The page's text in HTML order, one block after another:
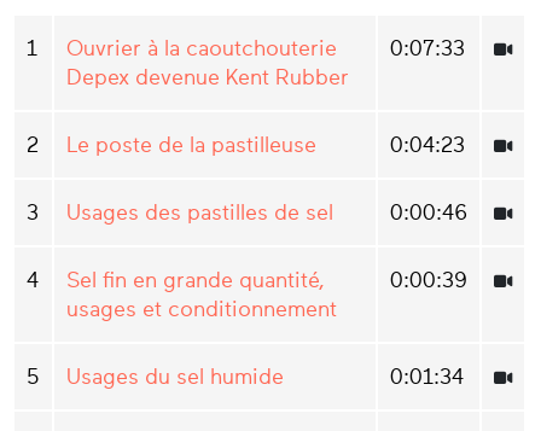
1
Ouvrier à la caoutchouterie
Depex devenue Kent Rubber
0:07:33
2 Le poste de la pastilleuse 0:04:23
3 Usages des pastilles de sel 0:00:46
4
Sel fin en grande quantité,
usages et conditionnement
0:00:39
5 Usages du sel humide 0:01:34